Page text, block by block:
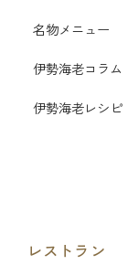
名物メニュー
伊勢海老コラム
伊勢海老レシピ
レストラン